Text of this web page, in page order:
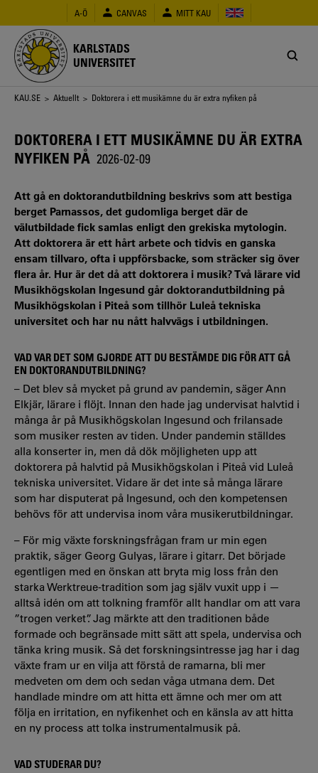
huvudinnehåll
A-Ö CANVAS MITT KAU
KARLSTADS
UNIVERSITET
Länkstig
KAU.SE > Aktuellt > Doktorera i ett musikämne du är extra nyfiken på
DOKTORERA I ETT MUSIKÄMNE DU ÄR EXTRA
NYFIKEN PÅ 2026-02-09
Att gå en doktorandutbildning beskrivs som att bestiga
berget Parnassos, det gudomliga berget där de
välutbildade fick samlas enligt den grekiska mytologin.
Att doktorera är ett hårt arbete och tidvis en ganska
ensam tillvaro, ofta i uppförsbacke, som sträcker sig över
flera år. Hur är det då att doktorera i musik? Två lärare vid
Musikhögskolan Ingesund går doktorandutbildning på
Musikhögskolan i Piteå som tillhör Luleå tekniska
universitet och har nu nått halvvägs i utbildningen.
VAD VAR DET SOM GJORDE ATT DU BESTÄMDE DIG FÖR ATT GÅ
EN DOKTORANDUTBILDNING?
– Det blev så mycket på grund av pandemin, säger Ann
Elkjär, lärare i flöjt. Innan den hade jag undervisat halvtid i
många år på Musikhögskolan Ingesund och frilansade
som musiker resten av tiden. Under pandemin ställdes
alla konserter in, men då dök möjligheten upp att
doktorera på halvtid på Musikhögskolan i Piteå vid Luleå
tekniska universitet. Vidare är det inte så många lärare
som har disputerat på Ingesund, och den kompetensen
behövs för att undervisa inom våra musikerutbildningar.
– För mig växte forskningsfrågan fram ur min egen
praktik, säger Georg Gulyas, lärare i gitarr. Det började
egentligen med en önskan att bryta mig loss från den
starka Werktreue‑tradition som jag själv vuxit upp i —
alltså idén om att tolkning framför allt handlar om att vara
”trogen verket”. Jag märkte att den traditionen både
formade och begränsade mitt sätt att spela, undervisa och
tänka kring musik. Så det forskningsintresse jag har i dag
växte fram ur en vilja att förstå de ramarna, bli mer
medveten om dem och sedan våga utmana dem. Det
handlade mindre om att hitta ett ämne och mer om att
följa en irritation, en nyfikenhet och en känsla av att hitta
en ny process att tolka instrumentalmusik på.
VAD STUDERAR DU?